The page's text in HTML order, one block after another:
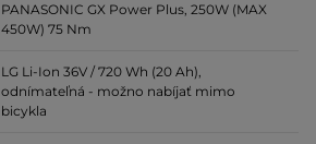
PANASONIC GX Power Plus, 250W (MAX
450W) 75 Nm
LG Li-Ion 36V / 720 Wh (20 Ah),
odnímateľná - možno nabíjať mimo
bicykla